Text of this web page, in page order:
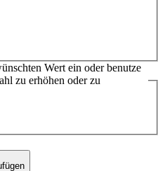
Wert ein oder benutze
zu erhöhen oder zu